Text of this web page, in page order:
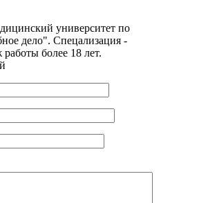
университет по
дело". Спецализация -
работы более 18 лет.